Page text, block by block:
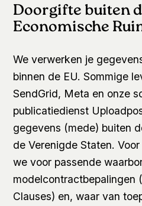
Doorgifte buiten
Economische
We verwerken je
binnen de EU. Sommige
SendGrid, Meta en onze
publicatiedienst
gegevens (mede) buiten
de Verenigde Staten.
we voor passende
modelcontractbepalingen
Clauses) en, waar van